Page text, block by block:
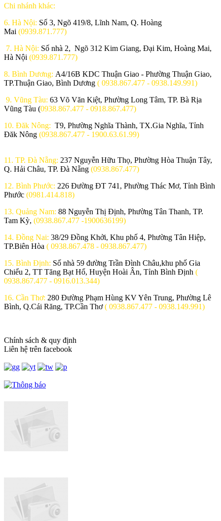
Chi nhánh khác:
6. Hà Nội: Số 3, Ngõ 419/8, Lĩnh Nam, Q. Hoàng
Mai (0939.871.777)
7. Hà Nội: Số nhà 2, Ngõ 312 Kim Giang, Đại Kim, Hoàng Mai,
Hà Nội (0939.871.777)
8. Bình Dương: A4/16B KDC Thuận Giao - Phường Thuận Giao,
TP.Thuận Giao, Bình Dương ( 0938.867.477 - 0938.149.991)
9. Vũng Tàu: 63 Võ Văn Kiệt, Phường Long Tâm, TP. Bà Rịa
Vũng Tàu (0938.867.477 - 0918.867.477)
10. Đăk Nông: T9, Phường Nghĩa Thành, TX.Gia Nghĩa, Tỉnh
Đăk Nông (0938.867.477 - 1900.63.61.99)
11. TP. Đà Nẵng: 237 Nguyễn Hữu Thọ, Phường Hòa Thuận Tây,
Q. Hải Châu, TP. Đà Nẵng (0938.867.477)
12. Bình Phước: 226 Đường ĐT 741, Phường Thác Mơ, Tỉnh Bình
Phước (0981.414.818)
13. Quảng Nam: 88 Nguyễn Thị Định, Phường Tân Thanh, TP.
Tam Kỳ, (0938.867.477 -1900636199)
14. Đồng Nai: 38/29 Đồng Khởi, Khu phố 4, Phường Tân Hiệp,
TP.Biên Hòa ( 0938.867.478 - 0938.867.477)
15. Bình Định: Số nhà 59 đường Trần Đình Châu,khu phố Gia
Chiểu 2, TT Tăng Bạt Hổ, Huyện Hoài Ân, Tỉnh Bình Định (
0938.867.477 - 0916.013.344)
16. Cần Thơ: 280 Đường Phạm Hùng KV Yên Trung, Phường Lê
Bình, Q.Cái Răng, TP.Cần Thơ( 0938.867.477 - 0938.149.991)
Chính sách & quy định
Liên hệ trên facebook